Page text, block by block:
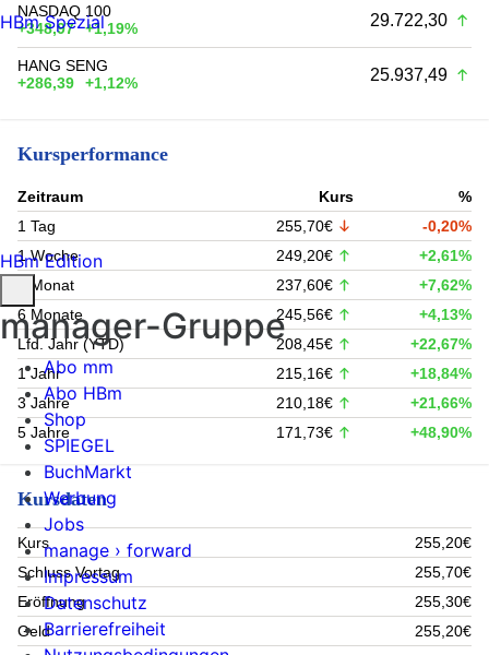
NASDAQ 100
+348,97
+1,19% 29.722,30
HANG SENG
+286,39
+1,12% 25.937,49
Kursperformance
Zeitraum Kurs
%
1 Tag
255,70€
-0,20%
1 Woche
249,20€
+2,61%
1 Monat
237,60€
+7,62%
6 Monate
245,56€
+4,13%
Lfd. Jahr (YTD)
208,45€
+22,67%
1 Jahr
215,16€
+18,84%
3 Jahre
210,18€
+21,66%
5 Jahre
171,73€ +48,90%
Kursdaten
Kurs
255,20€
Schluss Vortag
255,70€
Eröffnung
255,30€
Geld
255,20€
HBm Spezial
HBm Edition
manager-Gruppe
Abo mm
Abo HBm
Shop
SPIEGEL
BuchMarkt
Werbung
Jobs
manage › forward
Impressum
Datenschutz
Barrierefreiheit